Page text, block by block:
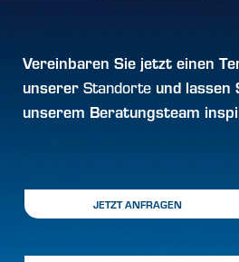
Vereinbaren Sie jetzt einen
unserer Standorte und lassen
unserem Beratungsteam
JETZT ANFRAGEN